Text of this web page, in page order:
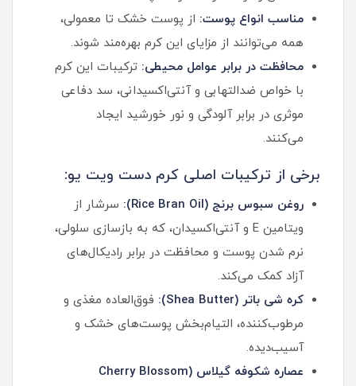
مناسب انواع پوست: از پوست خشک تا معمولی،
همه می‌توانند از مزایای این کرم بهره‌مند شوند.
محافظت در برابر عوامل محیطی: ترکیبات این کرم
با خواص ضدالتهابی و آنتی‌اکسیدانی، سد دفاعی
موثری در برابر آلودگی و نور خورشید ایجاد
می‌کنند.
برخی از ترکیبات اصلی کرم دست ویت یو:
روغن سبوس برنج (Rice Bran Oil):
سرشار از
ویتامین E و آنتی‌اکسیدان، که به بازسازی سلولی،
نرم شدن پوست و محافظت در برابر رادیکال‌های
آزاد کمک می‌کند.
کره شی باتر (Shea Butter):
فوق‌العاده مغذی و
مرطوب‌کننده، التیام‌بخش پوست‌های خشک و
آسیب‌دیده.
عصاره شکوفه گیلاس (Cherry Blossom